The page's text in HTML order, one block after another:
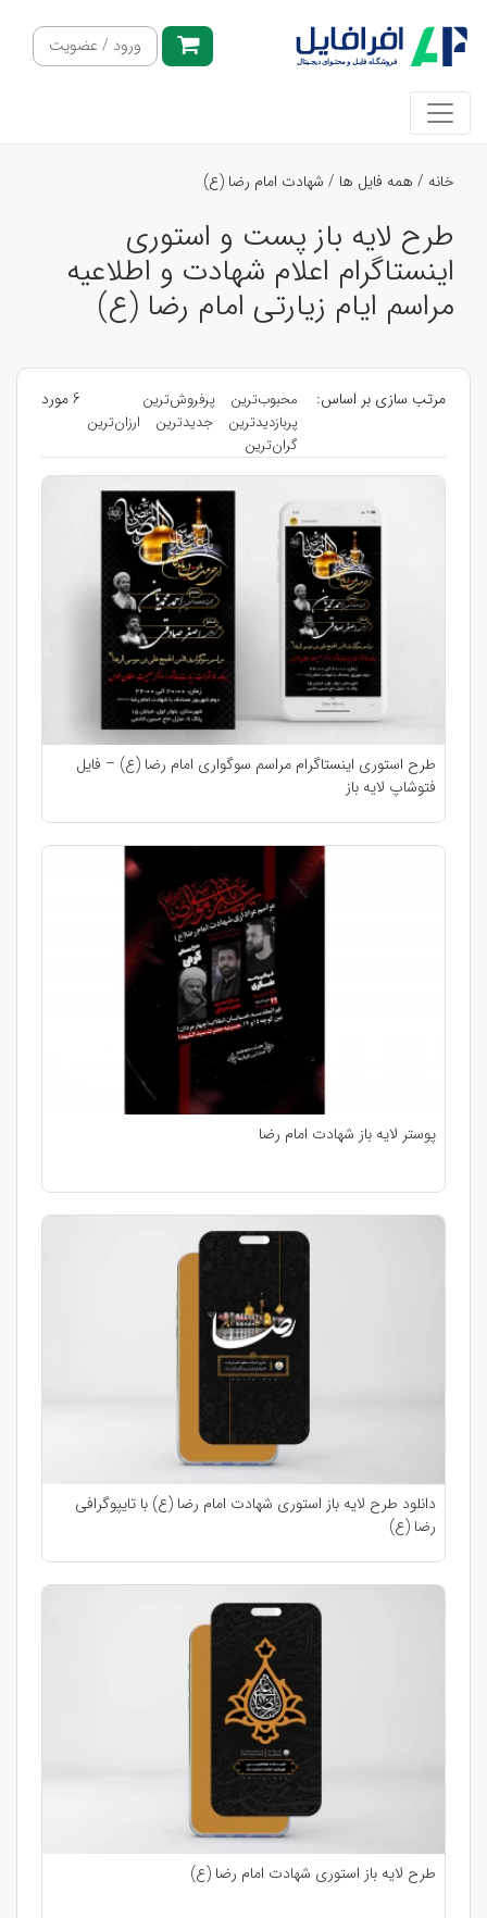
ورود / عضویت
خانه / همه فایل ها / شهادت امام رضا (ع)
طرح لایه باز پست و استوری
اینستاگرام اعلام شهادت و اطلاعیه
مراسم ایام زیارتی امام رضا (ع)
مرتب سازی بر اساس: محبوب‌ترین
پرفروش‌ترین
پربازدیدترین
جدیدترین
ارزان‌ترین
گران‌ترین
6 مورد
طرح استوری اینستاگرام مراسم سوگواری امام رضا (ع) – فایل
فتوشاپ لایه باز
پوستر لایه باز شهادت امام رضا
دانلود طرح لایه باز استوری شهادت امام رضا (ع) با تایپوگرافی
رضا (ع)
طرح لایه باز استوری شهادت امام رضا (ع)